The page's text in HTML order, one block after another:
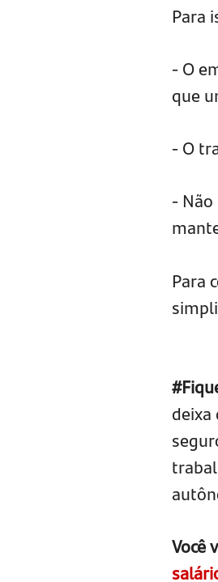
Para
- O
que
- O
-
Para
Você